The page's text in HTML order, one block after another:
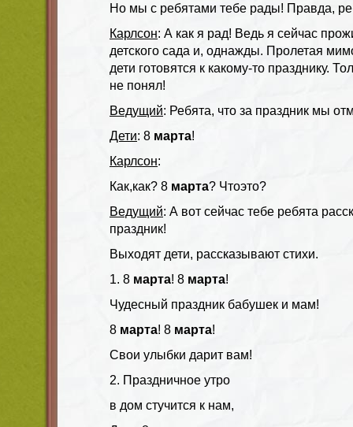
Но мы с ребятами тебе рады! Правда,
Карлсон: А как я рад! Ведь я сейчас
детского сада и, однажды. Пролетая
дети готовятся к какому-то празднику.
не понял!
Ведущий: Ребята, что за праздник мы
Дети: 8 марта!
Карлсон:
Как,как? 8 марта? Чтоэто?
Ведущий: А вот сейчас тебе ребята
праздник!
Выходят дети, рассказывают стихи.
1. 8 марта! 8 марта!
Чудесный праздник бабушек и мам!
8 марта! 8 марта!
Свои улыбки дарит вам!
2. Праздничное утро
в дом стучится к нам,